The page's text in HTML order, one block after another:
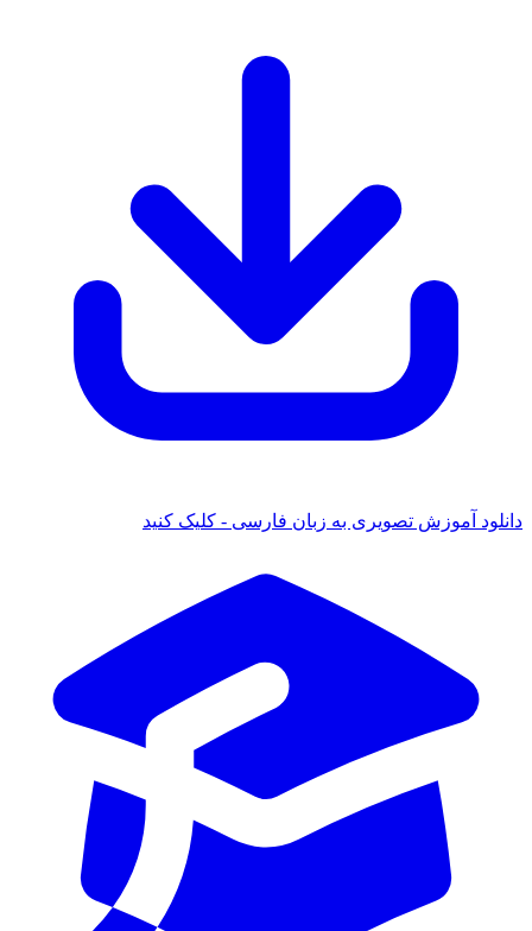
آموزش تصویری به زبان فارسی - کلیک کنید